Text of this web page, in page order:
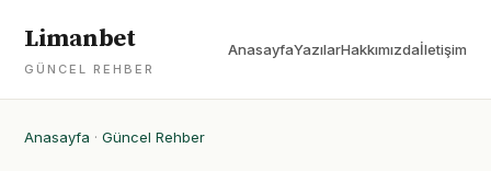
Limanbet
GÜNCEL REHBER
AnasayfaYazılarHakkımızdaİletişim
Anasayfa · Güncel Rehber